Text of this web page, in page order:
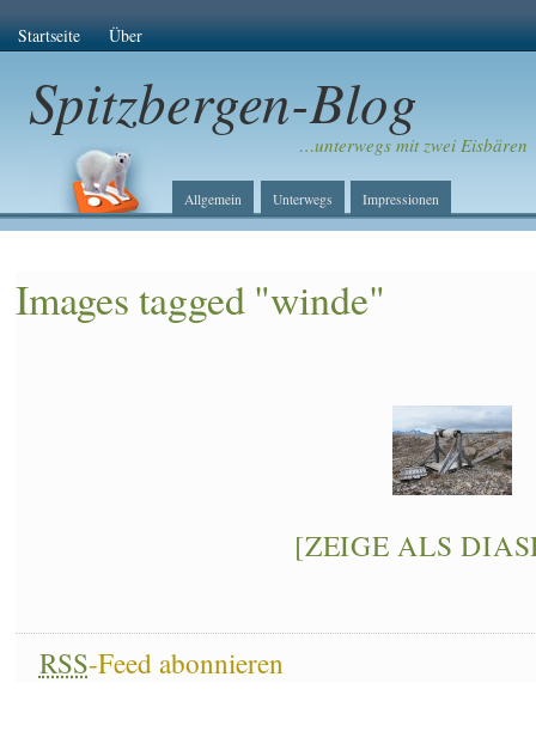
Startseite Über
Spitzbergen-Blog
…unterwegs mit zwei Eisbären
Allgemein Unterwegs Impressionen
Images tagged "winde"
[ZEIGE ALS
RSS-Feed abonnieren